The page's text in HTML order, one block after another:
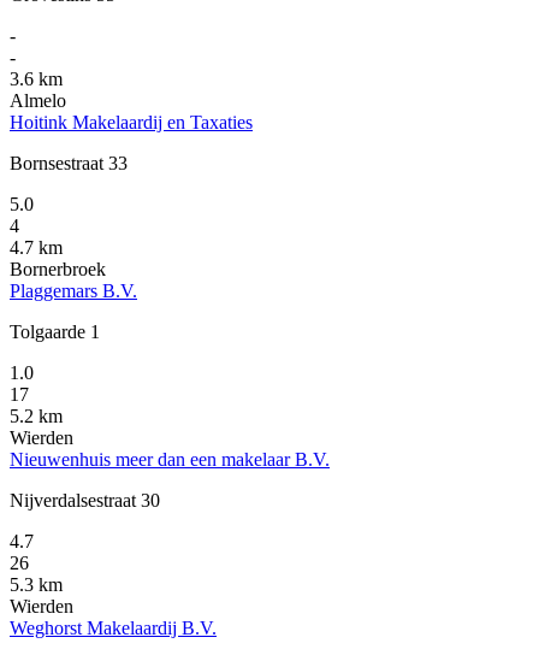
-
-
3.6 km
Almelo
Hoitink Makelaardij en Taxaties
Bornsestraat 33
5.0
4
4.7 km
Bornerbroek
Plaggemars B.V.
Tolgaarde 1
1.0
17
5.2 km
Wierden
Nieuwenhuis meer dan een makelaar B.V.
Nijverdalsestraat 30
4.7
26
5.3 km
Wierden
Weghorst Makelaardij B.V.